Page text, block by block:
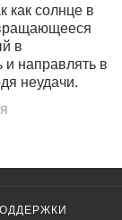
как солнце в
в
и направлять в
неудачи.